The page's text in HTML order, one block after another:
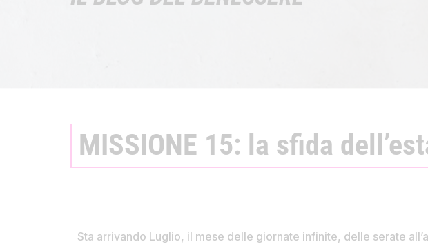
MISSIONE 15: la sfida
Sta arrivando Luglio, il mese delle giornate infinite, delle serate